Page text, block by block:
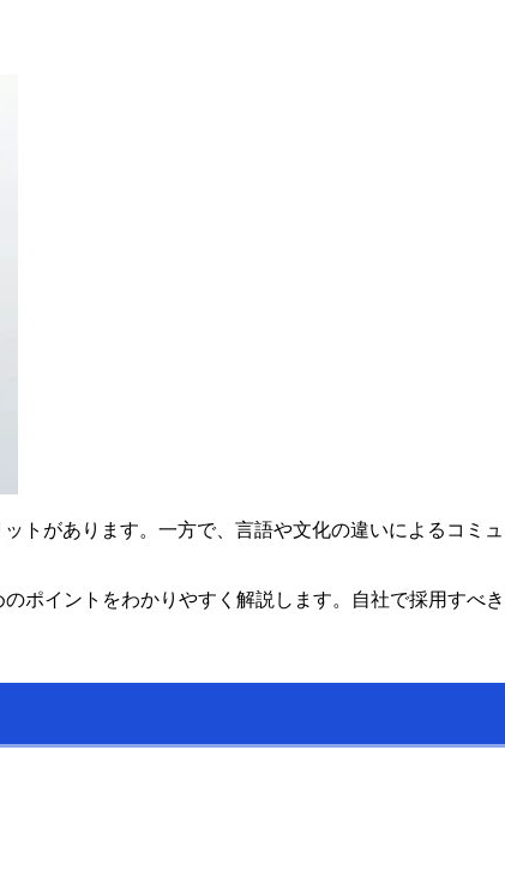
トがあります。一方で、言語や文化の違いによるコミ
ポイントをわかりやすく解説します。自社で採用すべ